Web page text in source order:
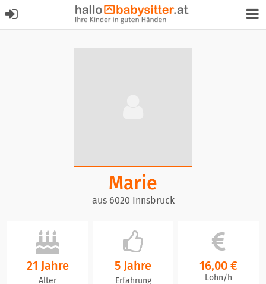
Marie
aus 6020 Innsbruck
21 Jahre
Alter
5 Jahre
Erfahrung
16,00 €
Lohn/h